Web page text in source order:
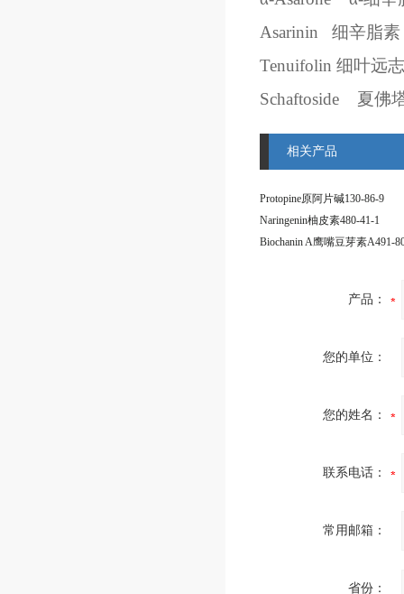
Asarinin
细辛脂素
Tenuifolin 细叶远
Schaftoside
夏佛
相关产品
Protopine原阿片碱130-86-9
Naringenin柚皮素480-41-1
Biochanin A鹰嘴豆芽素A491-
产品：
您的单位：
您的姓名：
联系电话：
常用邮箱：
省份：